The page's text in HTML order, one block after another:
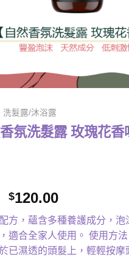
洗髮露/沐浴露
氛洗髮露 玫瑰花香
Original
price
was:
$199.00.
$120.00Current
price
is:
$120.00.
方，蘊含多種養護成分，泡
適合全家人使用。 使用方
已濕透的頭髮上，輕輕按摩